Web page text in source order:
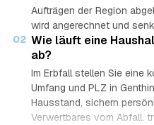
Aufträgen der Region
wird angerechnet und
02 Wie läuft eine
ab?
Im Erbfall stellen Sie eine
Umfang und PLZ in
Hausstand, sichern
Verwertbares vom Abfall,